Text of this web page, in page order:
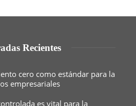
Recientes
cero como estándar para la
empresariales
es vital para la